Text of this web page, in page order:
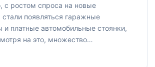
с ростом спроса на новые
стали появляться гаражные
и платные автомобильные стоянки,
на это, множество
места хранения машины